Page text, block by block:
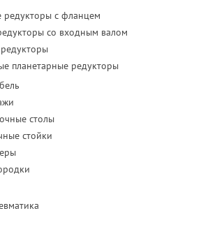
редукторы с фланцем
со входным валом
планетарные редукторы
столы
стойки